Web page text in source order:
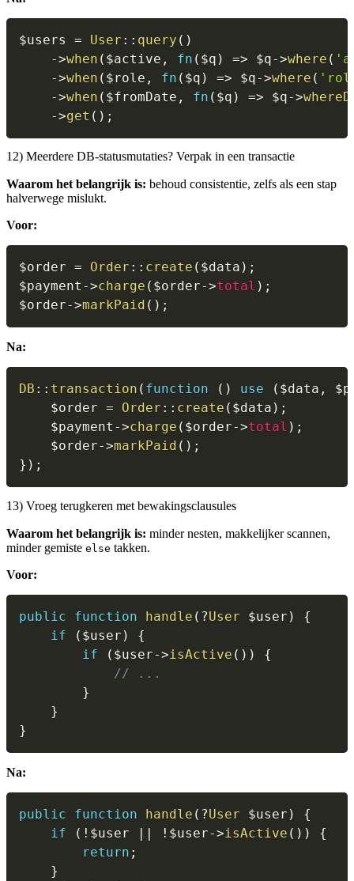
$users = User :: query ( )
->when ( $active , fn ( $q ) => $q->where (
->when ( $role , fn ( $q ) => $q->where (
->when ( $fromDate , fn ( $q ) => $q->
->get ( ) ;
12) Meerdere DB-statusmutaties? Verpak in een transactie
Waarom het belangrijk is: behoud consistentie, zelfs als een stap
halverwege mislukt.
Voor:
$order = Order :: create ( $data ) ;
$payment ->charge ( $order->total ) ;
$order->markPaid ( ) ;
Na:
DB :: transaction ( function ( ) use ( $data ,
$order = Order :: create ( $data ) ;
$payment ->charge ( $order->total ) ;
$order->markPaid ( ) ;
} ) ;
13) Vroeg terugkeren met bewakingsclausules
Waarom het belangrijk is: minder nesten, makkelijker scannen,
minder gemiste else takken.
Voor:
public function handle ( ?User $user )
{
if
( $user )
{
if
( $user->isActive ( ) )
{
// ...
}
}
}
Na:
public function handle ( ?User $user )
{
if
( ! $user || ! $user->isActive ( ) )
{
return ;
}